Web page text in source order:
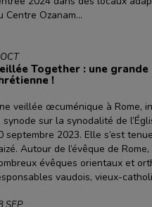
Centre Ozanam...
Together : une grande
!
veillée œcuménique à Rome,
synode sur la synodalité de
septembre 2023. Elle s’est
Autour de l’évêque de
évêques orientaux et
vaudois, vieux-